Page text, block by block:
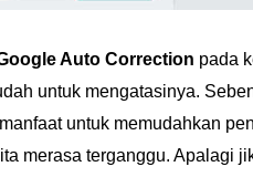
Auto Correction pada
untuk mengatasinya.
untuk memudahkan
merasa terganggu. Apalagi